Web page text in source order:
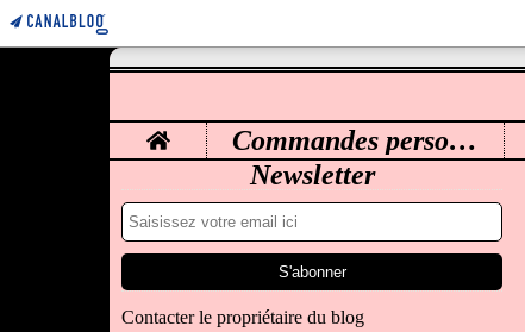
Home Commandes personnalisées
Newsletter
Contacter le propriétaire du blog